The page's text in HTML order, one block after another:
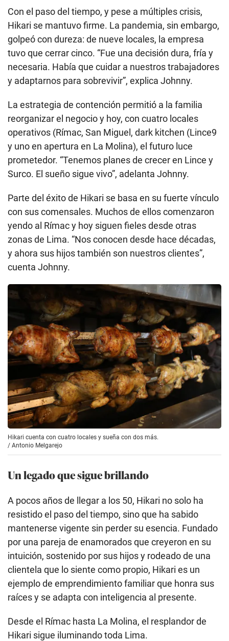
Con el paso del tiempo, y pese a múltiples crisis,
Hikari se mantuvo firme. La pandemia, sin embargo,
golpeó con dureza: de nueve locales, la empresa
tuvo que cerrar cinco. “Fue una decisión dura, fría y
necesaria. Había que cuidar a nuestros trabajadores
y adaptarnos para sobrevivir”, explica Johnny.
La estrategia de contención permitió a la familia
reorganizar el negocio y hoy, con cuatro locales
operativos (Rímac, San Miguel, dark kitchen (Lince9
y uno en apertura en La Molina), el futuro luce
prometedor. “Tenemos planes de crecer en Lince y
Surco. El sueño sigue vivo”, adelanta Johnny.
Parte del éxito de Hikari se basa en su fuerte vínculo
con sus comensales. Muchos de ellos comenzaron
yendo al Rímac y hoy siguen fieles desde otras
zonas de Lima. “Nos conocen desde hace décadas,
y ahora sus hijos también son nuestros clientes”,
cuenta Johnny.
Hikari cuenta con cuatro locales y sueña con dos más.
/ Antonio Melgarejo
Un legado que sigue brillando
A pocos años de llegar a los 50, Hikari no solo ha
resistido el paso del tiempo, sino que ha sabido
mantenerse vigente sin perder su esencia. Fundado
por una pareja de enamorados que creyeron en su
intuición, sostenido por sus hijos y rodeado de una
clientela que lo siente como propio, Hikari es un
ejemplo de emprendimiento familiar que honra sus
raíces y se adapta con inteligencia al presente.
Desde el Rímac hasta La Molina, el resplandor de
Hikari sigue iluminando toda Lima.